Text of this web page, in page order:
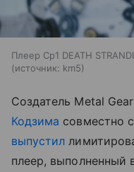
Плеер Cp1 DEATH
источник: km5
Создатель Metal
Кодзима совместно
выпустил
плеер, выполненный